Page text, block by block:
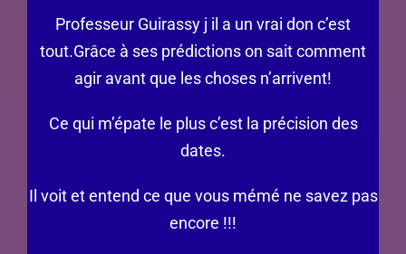
Professeur Guirassy j il a un vrai don c’est
tout.Grâce à ses prédictions on sait comment
agir avant que les choses n’arrivent!
Ce qui m’épate le plus c’est la précision des
dates.
Il voit et entend ce que vous mémé ne savez pas
encore !!!